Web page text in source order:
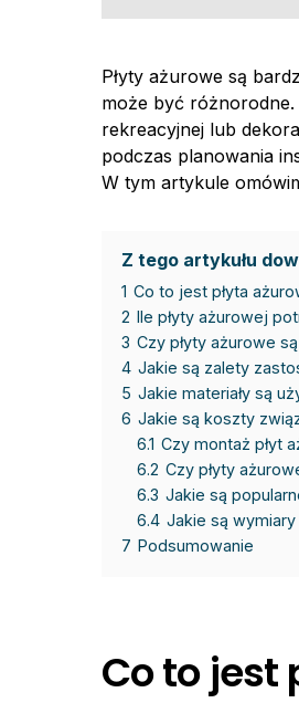
Płyty ażurowe są
może być różnorodne.
rekreacyjnej lub
podczas planowania
W tym artykule
Z tego artykułu
1 Co to jest płyta
2 Ile płyty ażurowej
3 Czy płyty ażurowe są
4 Jakie są zalety
5 Jakie materiały są
6 Jakie są koszty
6.1 Czy montaż płyt
6.2 Czy płyty
6.3 Jakie są
6.4 Jakie są wymiary
7 Podsumowanie
Co to jest